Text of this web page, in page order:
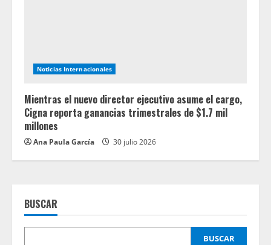
Noticias Internacionales
Mientras el nuevo director ejecutivo asume el cargo,
Cigna reporta ganancias trimestrales de $1.7 mil
millones
Ana Paula García 30 julio 2026
BUSCAR
BUSCAR